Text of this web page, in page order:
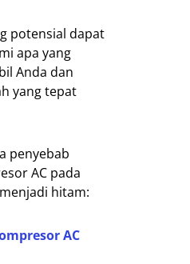
potensial dapat
apa yang
Anda dan
yang tepat
penyebab
AC pada
hitam:
AC